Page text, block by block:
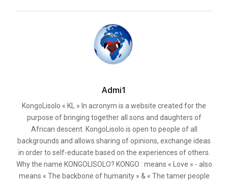
Admi1
KongoLisolo « KL » In acronym is a website created for the
purpose of bringing together all sons and daughters of
African descent. KongoLisolo is open to people of all
backgrounds and allows sharing of opinions, exchange ideas
in order to self-educate based on the experiences of others.
Why the name KONGOLISOLO? KONGO : means « Love » - also
means « The backbone of humanity » & « The tamer people